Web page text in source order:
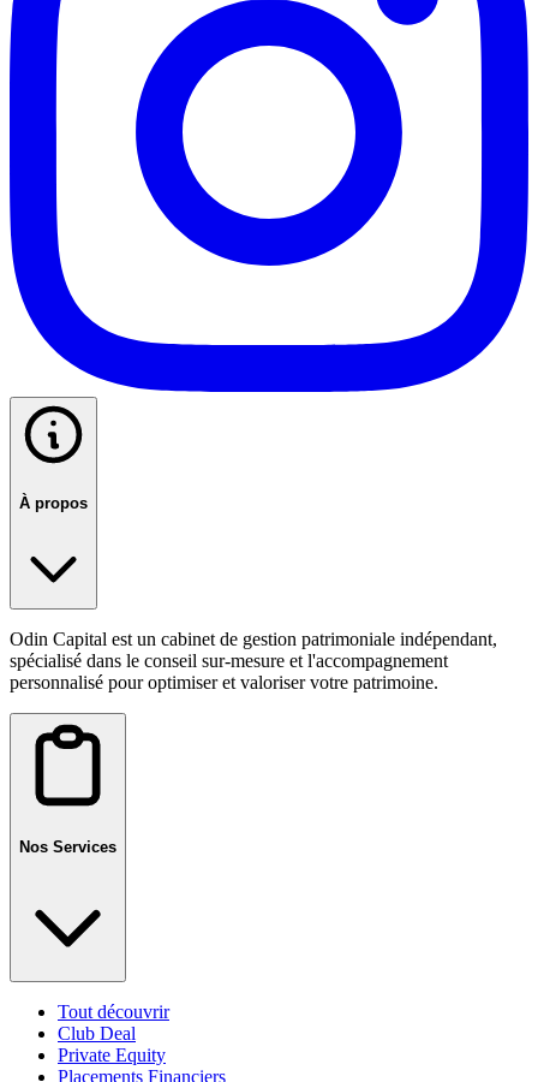
À propos
Odin Capital est un cabinet de gestion patrimoniale indépendant,
spécialisé dans le conseil sur-mesure et l'accompagnement
personnalisé pour optimiser et valoriser votre patrimoine.
Nos Services
Tout découvrir
Club Deal
Private Equity
Placements Financiers